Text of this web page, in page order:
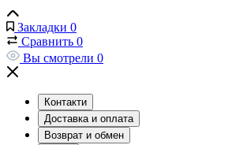
Закладки 0
Сравнить 0
Вы смотрели 0
Контакти
Доставка и оплата
Возврат и обмен